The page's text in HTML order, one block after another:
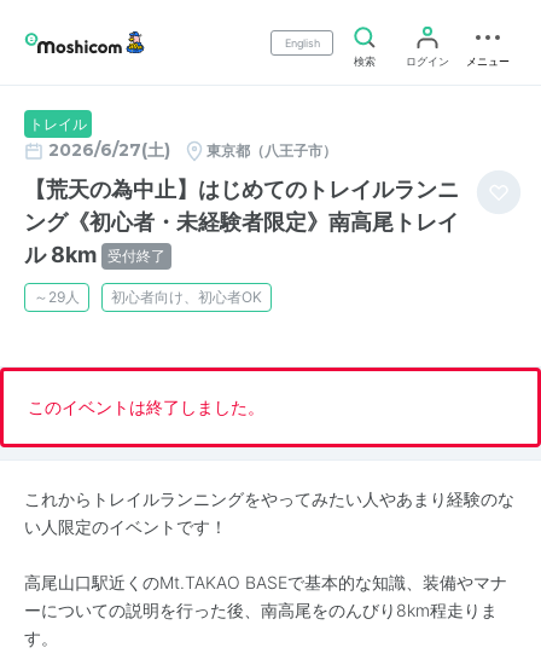
English
検索
ログイン メニュー
トレイル
2026/6/27(土) 東京都（八王子市）
【荒天の為中止】はじめてのトレイルランニ
ング《初心者・未経験者限定》南高尾トレイ
ル 8km 受付終了
～29人 初心者向け、初心者OK
このイベントは終了しました。
これからトレイルランニングをやってみたい人やあまり経験のな
い人限定のイベントです！
高尾山口駅近くのMt.TAKAO BASEで基本的な知識、装備やマナ
ーについての説明を行った後、南高尾をのんびり8km程走りま
す。